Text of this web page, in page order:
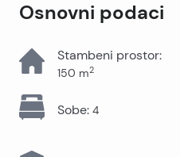
Osnovni podaci
Stambeni prostor:
150 m2
Sobe: 4